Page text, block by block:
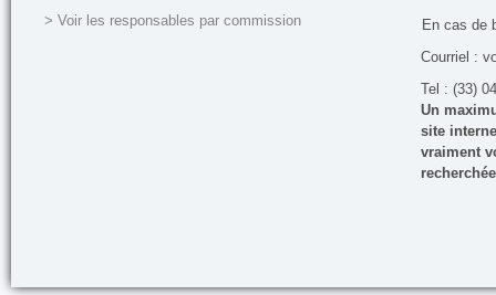
> Voir les responsables par commission
En cas de
Courriel :
Tel : (33)
Un
site
vraiment